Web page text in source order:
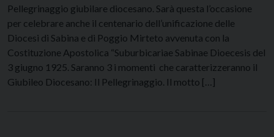
Pellegrinaggio giubilare diocesano. Sarà questa l’occasione
per celebrare anche il centenario dell’unificazione delle
Diocesi di Sabina e di Poggio Mirteto avvenuta con la
Costituzione Apostolica “Suburbicariae Sabinae Dioecesis del
3 giugno 1925. Saranno 3 i momenti che caratterizzeranno il
Giubileo Diocesano: Il Pellegrinaggio. Il motto […]